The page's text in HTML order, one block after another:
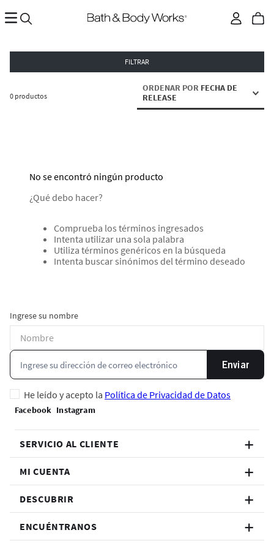
FILTRAR
0 productos
ORDENAR POR FECHA DE
RELEASE
No se encontró ningún producto
¿Qué debo hacer?
Comprueba los términos ingresados
Intenta utilizar una sola palabra
Utiliza términos genéricos en la búsqueda
Intenta buscar sinónimos del término deseado
Ingrese su nombre
Enviar
He leído y acepto la Política de Privacidad de Datos
SERVICIO AL CLIENTE
MI CUENTA
DESCUBRIR
ENCUÉNTRANOS